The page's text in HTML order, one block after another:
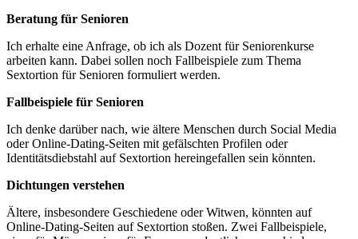
Beratung für Senioren
Ich erhalte eine Anfrage, ob ich als Dozent für Seniorenkurse
arbeiten kann. Dabei sollen noch Fallbeispiele zum Thema
Sextortion für Senioren formuliert werden.
Fallbeispiele für Senioren
Ich denke darüber nach, wie ältere Menschen durch Social Media
oder Online-Dating-Seiten mit gefälschten Profilen oder
Identitätsdiebstahl auf Sextortion hereingefallen sein könnten.
Dichtungen verstehen
Ältere, insbesondere Geschiedene oder Witwen, könnten auf
Online-Dating-Seiten auf Sextortion stoßen. Zwei Fallbeispiele,